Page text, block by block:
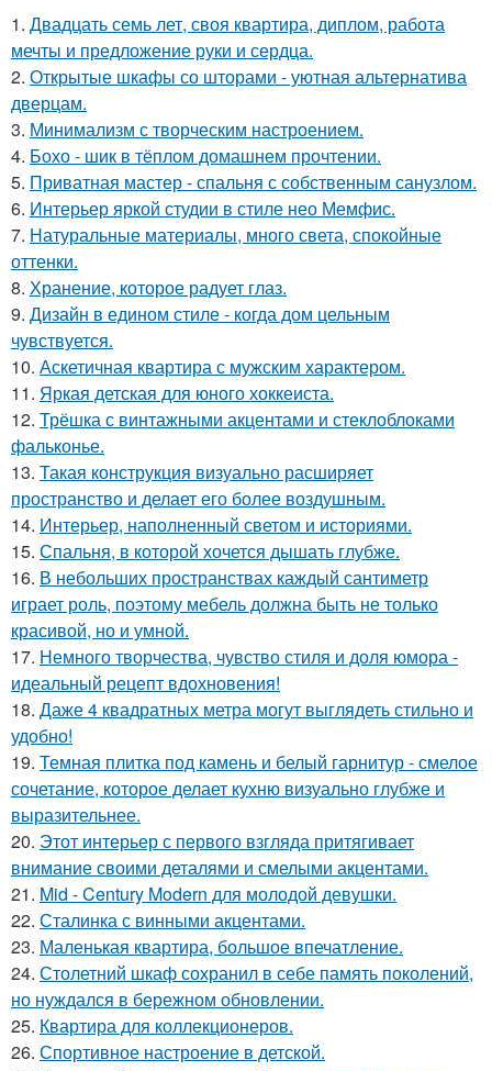
1. Двадцать семь лет, своя квартира, диплом, работа
мечты и предложение руки и сердца.
2. Открытые шкафы со шторами - уютная альтернатива
дверцам.
3. Минимализм с творческим настроением.
4. Бохо - шик в тёплом домашнем прочтении.
5. Приватная мастер - спальня с собственным санузлом.
6. Интерьер яркой студии в стиле нео Мемфис.
7. Натуральные материалы, много света, спокойные
оттенки.
8. Хранение, которое радует глаз.
9. Дизайн в едином стиле - когда дом цельным
чувствуется.
10. Аскетичная квартира с мужским характером.
11. Яркая детская для юного хоккеиста.
12. Трёшка с винтажными акцентами и стеклоблоками
фальконье.
13. Такая конструкция визуально расширяет
пространство и делает его более воздушным.
14. Интерьер, наполненный светом и историями.
15. Спальня, в которой хочется дышать глубже.
16. В небольших пространствах каждый сантиметр
играет роль, поэтому мебель должна быть не только
красивой, но и умной.
17. Немного творчества, чувство стиля и доля юмора -
идеальный рецепт вдохновения!
18. Даже 4 квадратных метра могут выглядеть стильно и
удобно!
19. Темная плитка под камень и белый гарнитур - смелое
сочетание, которое делает кухню визуально глубже и
выразительнее.
20. Этот интерьер с первого взгляда притягивает
внимание своими деталями и смелыми акцентами.
21. Mid - Century Modern для молодой девушки.
22. Сталинка с винными акцентами.
23. Маленькая квартира, большое впечатление.
24. Столетний шкаф сохранил в себе память поколений,
но нуждался в бережном обновлении.
25. Квартира для коллекционеров.
26. Спортивное настроение в детской.